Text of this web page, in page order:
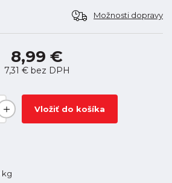
Možnosti dopravy
8,99 €
7,31 €bez DPH
Vložiť do košíka
kg